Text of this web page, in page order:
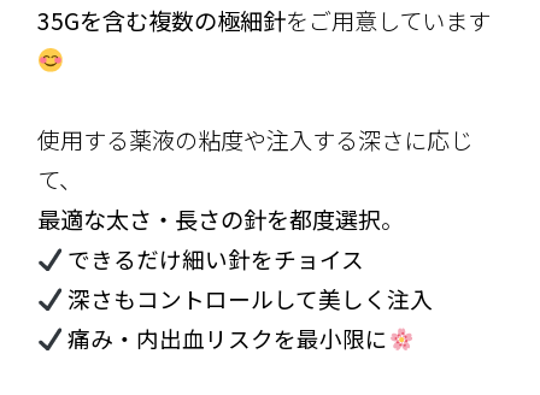
35Gを含む複数の極細針をご用意しています
使用する薬液の粘度や注入する深さに応じ
て、
最適な太さ・長さの針を都度選択。
できるだけ細い針をチョイス
深さもコントロールして美しく注入
痛み・内出血リスクを最小限に